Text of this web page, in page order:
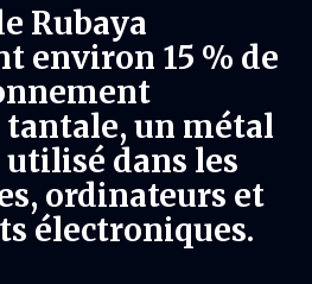
Rubaya
environ 15 % de
un métal
dans les
ordinateurs et
électroniques.